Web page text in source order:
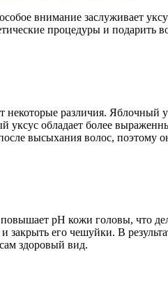
внимание заслуживает
процедуры и подарить
некоторые различия.
уксус обладает более
высыхания волос, поэтому
pH кожи головы, что
закрыть его чешуйки. В
здоровый вид.